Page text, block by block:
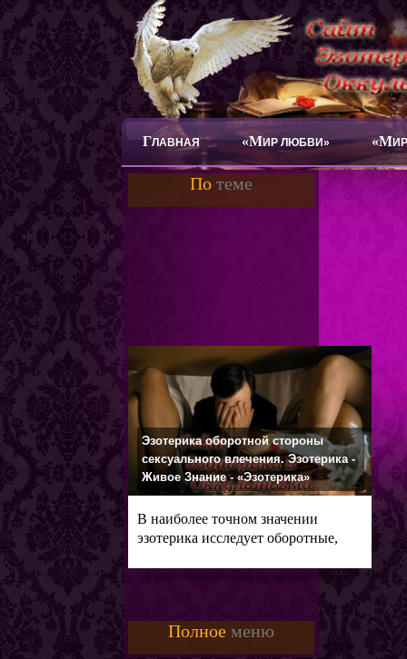
ГЛАВНАЯ «МИР ЛЮБВИ» «М
По теме
Эзотерика оборотной стороны
сексуального влечения. Эзотерика -
Живое Знание - «Эзотерика»
В наиболее точном значении
эзотерика исследует оборотные,
Полное меню